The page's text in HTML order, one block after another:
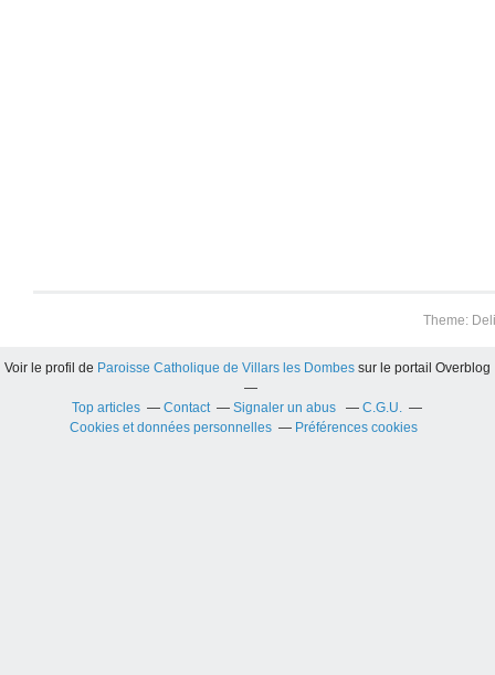
Theme:
Voir le profil de Paroisse Catholique de Villars les Dombes sur le portail Overblog
Top articles Contact Signaler un abus
C.G.U.
Cookies et données personnelles
Préférences cookies